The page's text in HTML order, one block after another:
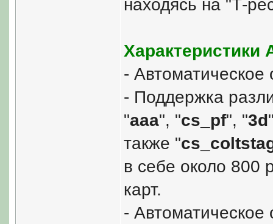
находясь на "Т-
Характеристики
-
- Поддержка
"aaa", "cs_pf", "3d
также "
в себе около 800
карт.
- Автоматическое